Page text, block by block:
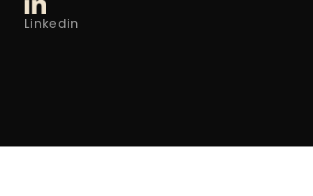
Linkedin